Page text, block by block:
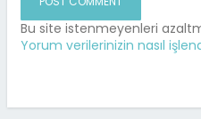
Bu site istenmeyenleri
Yorum verilerinizin nasıl